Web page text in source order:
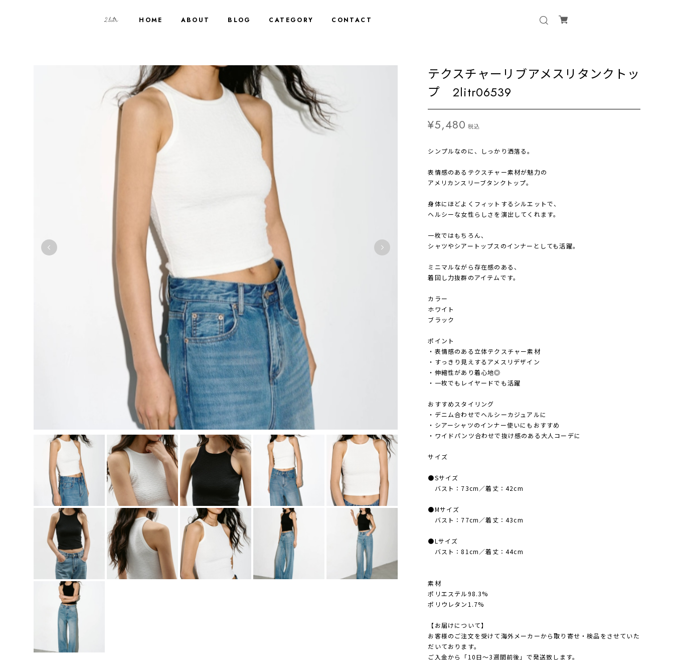
HOME ABOUT BLOG CATEGORY CONTACT
テクスチャーリブアメスリタンクトッ
プ 2litr06539
¥5,480 税込
シンプルなのに、しっかり洒落る。
表情感のあるテクスチャー素材が魅力の
アメリカンスリーブタンクトップ。
身体にほどよくフィットするシルエットで、
ヘルシーな女性らしさを演出してくれます。
一枚ではもちろん、
シャツやシアートップスのインナーとしても活躍。
ミニマルながら存在感のある、
着回し力抜群のアイテムです。
カラー
ホワイト
ブラック
ポイント
・表情感のある立体テクスチャー素材
・すっきり見えするアメスリデザイン
・伸縮性があり着心地◎
・一枚でもレイヤードでも活躍
おすすめスタイリング
・デニム合わせでヘルシーカジュアルに
・シアーシャツのインナー使いにもおすすめ
・ワイドパンツ合わせで抜け感のある大人コーデに
サイズ
●Sサイズ
バスト：73cm／着丈：42cm
●Mサイズ
バスト：77cm／着丈：43cm
●Lサイズ
バスト：81cm／着丈：44cm
素材
ポリエステル98.3%
ポリウレタン1.7%
【お届けについて】
お客様のご注文を受けて海外メーカーから取り寄せ・検品をさせていた
だいております。
ご入金から「10日～3週間前後」で発送致します。